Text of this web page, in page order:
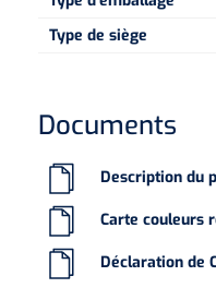
Type de siège
Documents
Description du
Carte couleurs
Déclaration de